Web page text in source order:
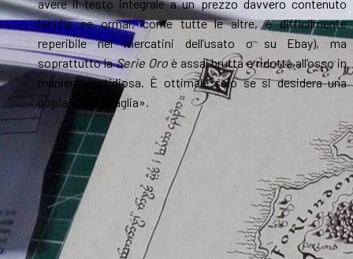
avere il testo integrale a un prezzo davvero contenuto
(anche se ormai, come tutte le altre, è difficilmente
reperibile nei mercatini dell’usato o su Ebay), ma
soprattutto laSerie Oroè assai brutta e ridotta all’osso in
maniera fastidiosa. È ottimale solo se si desidera una
copia «da battaglia».